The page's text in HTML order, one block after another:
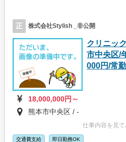
正 株式会社Stylish _非公開
クリニッ
市中央区/
000円/常
18,000,000円～
熊本市中央区 / -
仕事内容を見
交通費支給 即日勤務OK